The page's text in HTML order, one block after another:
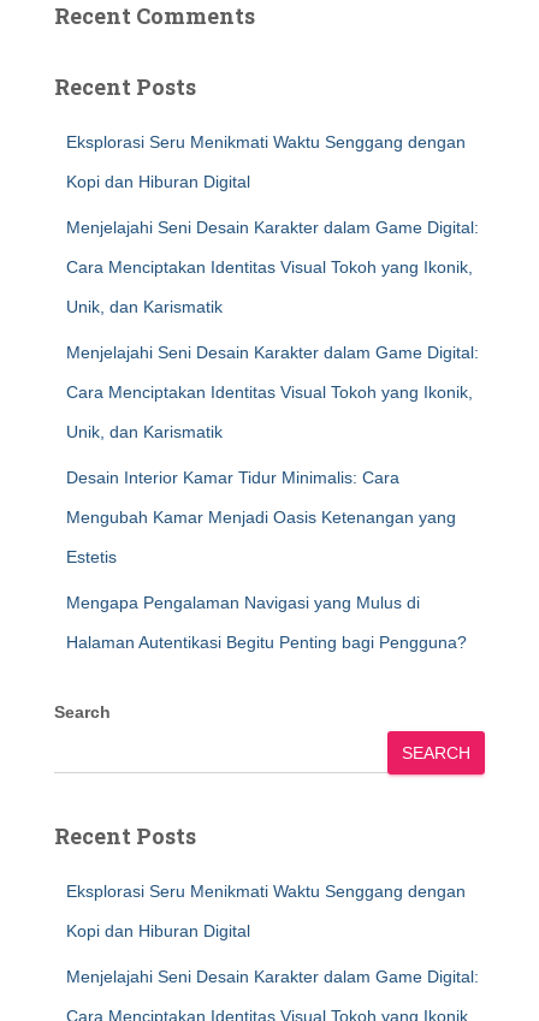
Recent Comments
Recent Posts
Eksplorasi Seru Menikmati Waktu Senggang dengan
Kopi dan Hiburan Digital
Menjelajahi Seni Desain Karakter dalam Game Digital:
Cara Menciptakan Identitas Visual Tokoh yang Ikonik,
Unik, dan Karismatik
Menjelajahi Seni Desain Karakter dalam Game Digital:
Cara Menciptakan Identitas Visual Tokoh yang Ikonik,
Unik, dan Karismatik
Desain Interior Kamar Tidur Minimalis: Cara
Mengubah Kamar Menjadi Oasis Ketenangan yang
Estetis
Mengapa Pengalaman Navigasi yang Mulus di
Halaman Autentikasi Begitu Penting bagi Pengguna?
Search
SEARCH
Recent Posts
Eksplorasi Seru Menikmati Waktu Senggang dengan
Kopi dan Hiburan Digital
Menjelajahi Seni Desain Karakter dalam Game Digital:
Cara Menciptakan Identitas Visual Tokoh yang Ikonik,